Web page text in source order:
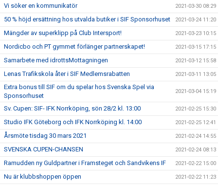
Vi söker en kommunikatör 2021-03-30 08:29
50 % höjd ersättning hos utvalda butiker i SIF Sponsorhuset 2021-03-24 11:20
Mängder av superklipp på Club Intersport! 2021-03-23 10:15
Nordicbo och PT gymmet förlänger partnerskapet! 2021-03-15 17:15
Samarbete med idrottsMottagningen 2021-03-12 15:58
Lenas Trafikskola åter i SIF Medlemsrabatten 2021-03-11 13:05
Extra bonus till SIF om du spelar hos Svenska Spel via
Sponsorhuset
2021-03-04 15:19
Sv. Cupen: SIF- IFK Norrköping, sön 28/2 kl. 13:00 2021-02-25 15:30
Studio IFK Göteborg och IFK Norrköping kl. 14:00 2021-02-25 12:41
Årsmöte tisdag 30 mars 2021 2021-02-24 14:55
SVENSKA CUPEN-CHANSEN 2021-02-24 08:13
Ramudden ny Guldpartner i Framsteget och Sandvikens IF 2021-02-22 15:00
Nu är klubbshoppen öppen 2021-02-22 11:23